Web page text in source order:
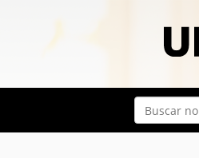
Busca
Busca